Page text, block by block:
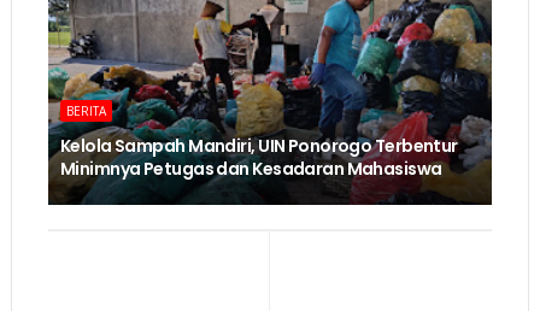
BERITA
Kelola Sampah Mandiri, UIN Ponorogo Terbentur
Minimnya Petugas dan Kesadaran Mahasiswa